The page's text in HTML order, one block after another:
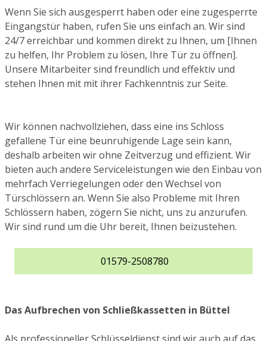
Wenn Sie sich ausgesperrt haben oder eine zugesperrte
Eingangstür haben, rufen Sie uns einfach an. Wir sind
24/7 erreichbar und kommen direkt zu Ihnen, um [Ihnen
zu helfen, Ihr Problem zu lösen, Ihre Tür zu öffnen].
Unsere Mitarbeiter sind freundlich und effektiv und
stehen Ihnen mit mit ihrer Fachkenntnis zur Seite.
Wir können nachvollziehen, dass eine ins Schloss
gefallene Tür eine beunruhigende Lage sein kann,
deshalb arbeiten wir ohne Zeitverzug und effizient. Wir
bieten auch andere Serviceleistungen wie den Einbau von
mehrfach Verriegelungen oder den Wechsel von
Türschlössern an. Wenn Sie also Probleme mit Ihren
Schlössern haben, zögern Sie nicht, uns zu anzurufen.
Wir sind rund um die Uhr bereit, Ihnen beizustehen.
01579-2508780
Das Aufbrechen von Schließkassetten in Büttel